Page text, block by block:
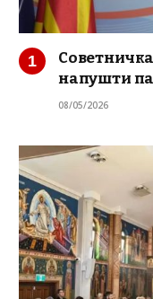
напушти
08/05/2026